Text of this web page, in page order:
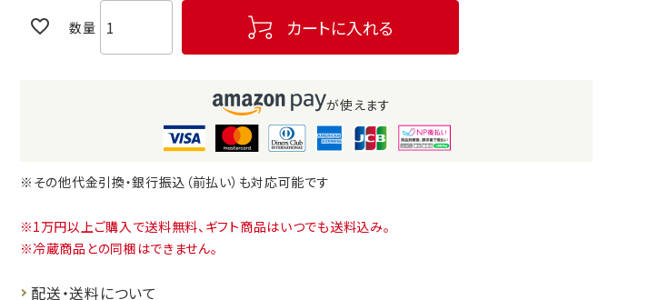
カートに入れる
が使えます
※その他代金引換・銀行振込（前払い）も対応可能です
1万円以上ご購入で送料無料、ギフト商品はいつでも送料込み。
冷蔵商品との同梱はできません。
配送・送料について